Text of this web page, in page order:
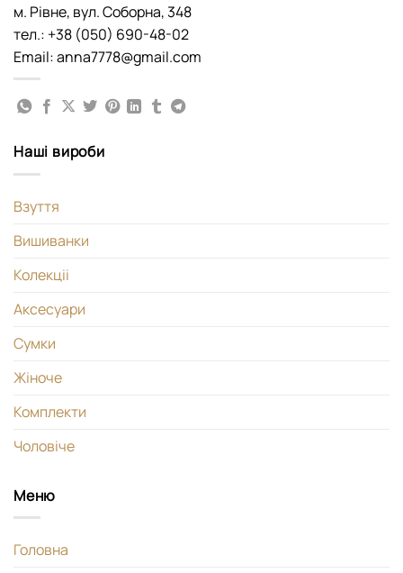
м. Рівне, вул. Соборна, 348
тел.: +38 (050) 690-48-02
Email: anna7778@gmail.com
Наші вироби
Взуття
Вишиванки
Колекціі
Аксесуари
Сумки
Жіноче
Комплекти
Чоловіче
Меню
Головна